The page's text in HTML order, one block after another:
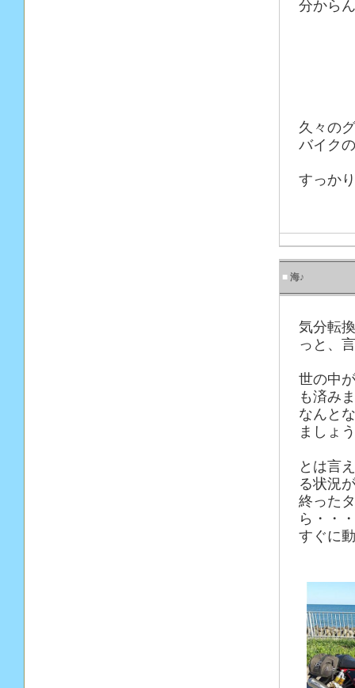
分から
久々の
バイク
すっか
■ 海♪
気分転
っと、
世の中
も済み
なんと
ましょ
とは言
る状況
終った
ら・・
すぐに